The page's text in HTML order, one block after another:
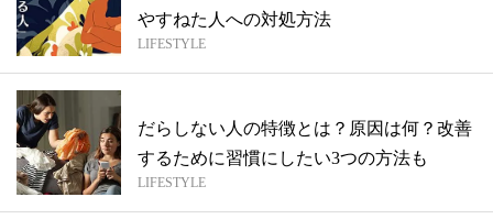
やすねた人への対処方法
LIFESTYLE
だらしない人の特徴とは？原因は何？改善
するために習慣にしたい3つの方法も
LIFESTYLE